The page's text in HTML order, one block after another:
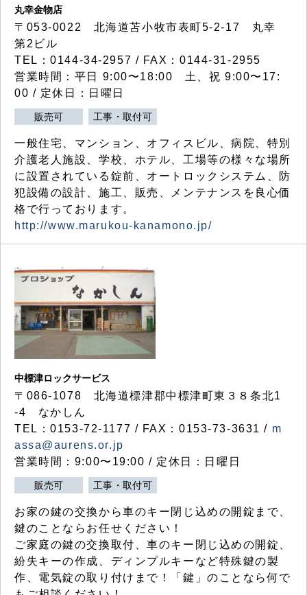
丸幸金物店
〒053-0022 北海道苫小牧市表町5-2-17 丸幸
第2ビル
TEL：0144-34-2957 / FAX：0144-31-2955
営業時間：平日 9:00〜18:00 土、祝 9:00〜17:
00 / 定休日：日曜日
販売可 工事・取付可
一般住宅、マンション、オフィスビル、病院、特別
介護老人施設、学校、ホテル、工場等の様々な場所
に設置されている錠前、オートロックシステム、防
犯設備の設計、施工、販売、メンテナンスを良心価
格で行っております。
http://www.marukou-kanamono.jp/
中標津ロックサービス
〒086-1078 北海道標津郡中標津町東３８条北1
-4 なかしん
TEL：0153-72-1177 / FAX：0153-73-3631 / m
assa@aurens.or.jp
営業時間：9:00〜19:00 / 定休日：日曜日
販売可 工事・取付可
お家の鍵の交換から車のキー閉じ込めの開錠まで、
鍵のことならお任せください！
ご家庭の鍵の交換取付、車のキー閉じ込めの開錠、
紛失キーの作成、ディンプルキーなど特殊鍵の製
作、電気錠の取り付けまで！「鍵」のことなら何で